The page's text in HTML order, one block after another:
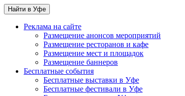
Найти в Уфе
Реклама на сайте
Размещение анонсов мероприятий
Размещение ресторанов и кафе
Размещение мест и площадок
Размещение баннеров
Бесплатные события
Бесплатные выставки в Уфе
Бесплатные фестивали в Уфе